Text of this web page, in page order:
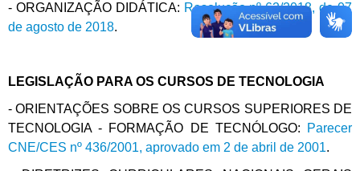
- ORGANIZAÇÃO DIDÁTICA: Resolução nº 62/2018, de 07
de agosto de 2018.
LEGISLAÇÃO PARA OS CURSOS DE TECNOLOGIA
- ORIENTAÇÕES SOBRE OS CURSOS SUPERIORES DE
TECNOLOGIA - FORMAÇÃO DE TECNÓLOGO:
Parecer
CNE/CES nº 436/2001, aprovado em 2 de abril de 2001.